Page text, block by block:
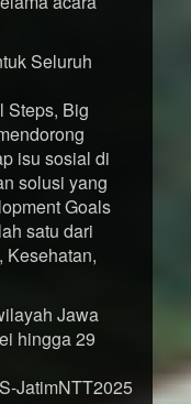
Seluruh
Steps, Big
isu sosial di
solusi yang
Goals
satu dari
Kesehatan,
Jawa
hingga 29
JatimNTT2025